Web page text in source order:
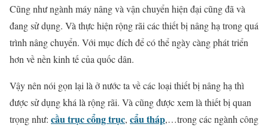
Cũng như ngành máy nâng và vận chuyển hiện đại cũng đã và
đang sử dụng. Và thực hiện rộng rãi các thiết bị nâng hạ trong quá
trình nâng chuyển. Với mục đích để có thể ngày càng phát triển
hơn về nền kinh tế của quốc dân.
Vậy nên nói gọn lại là ở nước ta về các loại thiết bị nâng hạ thì
được sử dụng khá là rộng rãi. Và cũng được xem là thiết bị quan
trọng như: cầu trụccổng trục, cẩu tháp,…trong các ngành công